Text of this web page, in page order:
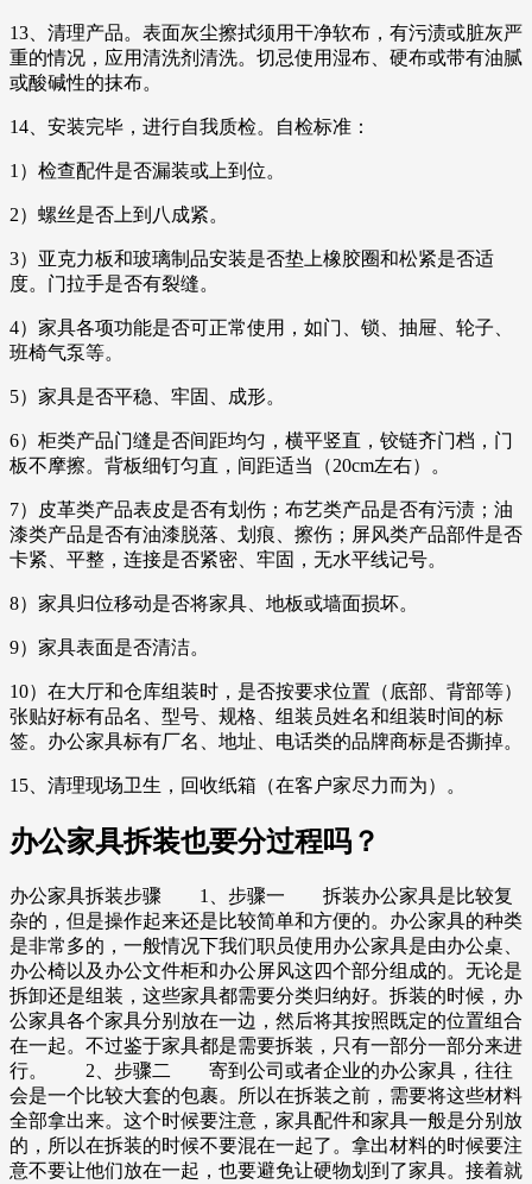
13、清理产品。表面灰尘擦拭须用干净软布，有污渍或脏灰严
重的情况，应用清洗剂清洗。切忌使用湿布、硬布或带有油腻
或酸碱性的抹布。
14、安装完毕，进行自我质检。自检标准：
1）检查配件是否漏装或上到位。
2）螺丝是否上到八成紧。
3）亚克力板和玻璃制品安装是否垫上橡胶圈和松紧是否适
度。门拉手是否有裂缝。
4）家具各项功能是否可正常使用，如门、锁、抽屉、轮子、
班椅气泵等。
5）家具是否平稳、牢固、成形。
6）柜类产品门缝是否间距均匀，横平竖直，铰链齐门档，门
板不摩擦。背板细钉匀直，间距适当（20cm左右）。
7）皮革类产品表皮是否有划伤；布艺类产品是否有污渍；油
漆类产品是否有油漆脱落、划痕、擦伤；屏风类产品部件是否
卡紧、平整，连接是否紧密、牢固，无水平线记号。
8）家具归位移动是否将家具、地板或墙面损坏。
9）家具表面是否清洁。
10）在大厅和仓库组装时，是否按要求位置（底部、背部等）
张贴好标有品名、型号、规格、组装员姓名和组装时间的标
签。办公家具标有厂名、地址、电话类的品牌商标是否撕掉。
15、清理现场卫生，回收纸箱（在客户家尽力而为）。
办公家具拆装也要分过程吗？
办公家具拆装步骤 1、步骤一 拆装办公家具是比较复
杂的，但是操作起来还是比较简单和方便的。办公家具的种类
是非常多的，一般情况下我们职员使用办公家具是由办公桌、
办公椅以及办公文件柜和办公屏风这四个部分组成的。无论是
拆卸还是组装，这些家具都需要分类归纳好。拆装的时候，办
公家具各个家具分别放在一边，然后将其按照既定的位置组合
在一起。不过鉴于家具都是需要拆装，只有一部分一部分来进
行。 2、步骤二 寄到公司或者企业的办公家具，往往
会是一个比较大套的包裹。所以在拆装之前，需要将这些材料
全部拿出来。这个时候要注意，家具配件和家具一般是分别放
的，所以在拆装的时候不要混在一起了。拿出材料的时候要注
意不要让他们放在一起，也要避免让硬物划到了家具。接着就